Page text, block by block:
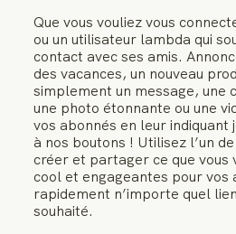
Que vous vouliez vous
ou un utilisateur lambda qui
contact avec ses amis.
des vacances, un nouveau
simplement un message, une
une photo étonnante ou une
vos abonnés en leur
à nos boutons ! Utilisez l’un
créer et partager ce que vous
cool et engageantes pour vos
rapidement n’importe quel
souhaité.